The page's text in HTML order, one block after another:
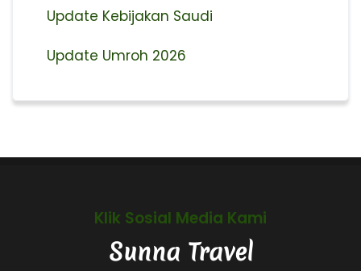
Update Kebijakan Saudi
Update Umroh 2026
Klik Sosial Media Kami
Sunna Travel